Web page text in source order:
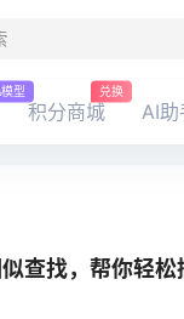
型
积分商城
兑换
AI助
查找，帮你轻松